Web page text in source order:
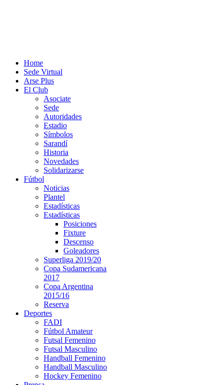
Home
Sede Virtual
Arse Plus
El Club
Asociate
Sede
Autoridades
Estadio
Símbolos
Sarandí
Historia
Novedades
Solidarizarse
Fútbol
Noticias
Plantel
Estadísticas
Estadísticas
Posiciones
Fixture
Descenso
Goleadores
Superliga 2019/20
Copa Sudamericana
2017
Copa Argentina
2015/16
Reserva
Deportes
FADI
Fútbol Amateur
Futsal Femenino
Futsal Masculino
Handball Femenino
Handball Masculino
Hockey Femenino